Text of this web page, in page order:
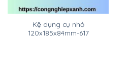
Kệ dụng cụ nhỏ
120x185x84mm-617